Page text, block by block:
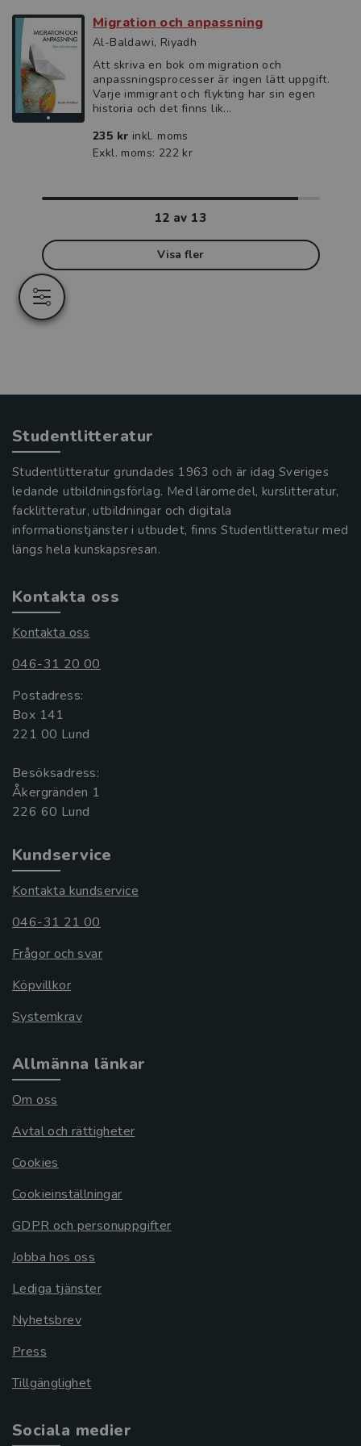
Migration och anpassning
Al-Baldawi, Riyadh
Att skriva en bok om migration och
anpassningsprocesser är ingen lätt uppgift.
Varje immigrant och flykting har sin egen
historia och det finns lik...
235 kr inkl. moms
Exkl. moms: 222 kr
12 av 13
Visa fler
Studentlitteratur
Studentlitteratur grundades 1963 och är idag Sveriges
ledande utbildningsförlag. Med läromedel, kurslitteratur,
facklitteratur, utbildningar och digitala
informationstjänster i utbudet, finns Studentlitteratur med
längs hela kunskapsresan.
Kontakta oss
Kontakta oss
046-31 20 00
Postadress:
Box 141
221 00 Lund
Besöksadress:
Åkergränden 1
Kundservice
Kontakta kundservice
046-31 21 00
Frågor och svar
Köpvillkor
Systemkrav
Allmänna länkar
Om oss
Avtal och rättigheter
Cookies
Cookieinställningar
GDPR och personuppgifter
Jobba hos oss
Lediga tjänster
Nyhetsbrev
Press
Tillgänglighet
Sociala medier